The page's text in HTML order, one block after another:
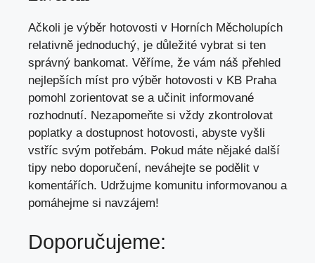
Ačkoli je výběr hotovosti v Horních Měcholupích
relativně jednoduchý, je důležité vybrat si ten
správný bankomat. Věříme, že vám náš přehled
nejlepších míst pro výběr hotovosti v KB Praha
pomohl zorientovat se a učinit informované
rozhodnutí. Nezapomeňte si vždy zkontrolovat
poplatky a dostupnost hotovosti, abyste vyšli
vstříc svým potřebám. Pokud máte nějaké další
tipy nebo doporučení, neváhejte se podělit v
komentářích. Udržujme komunitu informovanou a
pomáhejme si navzájem!
Doporučujeme: